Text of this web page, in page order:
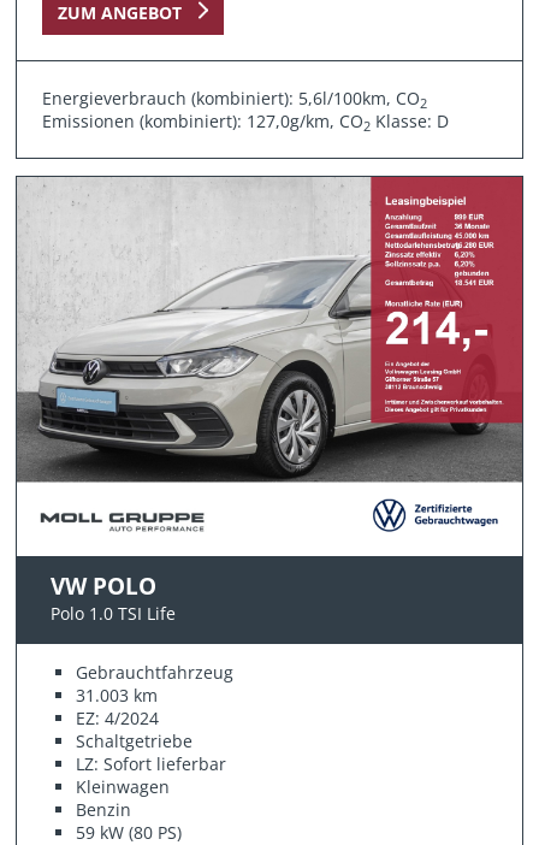
ZUM ANGEBOT
Energieverbrauch (kombiniert): 5,6l/100km, CO2
Emissionen (kombiniert): 127,0g/km, CO2 Klasse: D
VW POLO
Polo 1.0 TSI Life
Gebrauchtfahrzeug
31.003 km
EZ: 4/2024
Schaltgetriebe
LZ: Sofort lieferbar
Kleinwagen
Benzin
59 kW (80 PS)